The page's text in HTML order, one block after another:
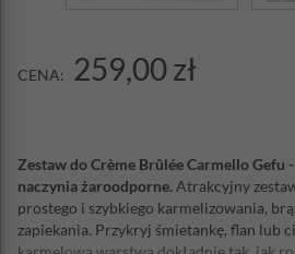
CENA: 259,00 zł
Zestaw do Crème Brûlée Carmello Gefu
naczynia żaroodporne.Atrakcyjny
prostego i szybkiego karmelizowania,
zapiekania. Przykryj śmietankę, flan lub